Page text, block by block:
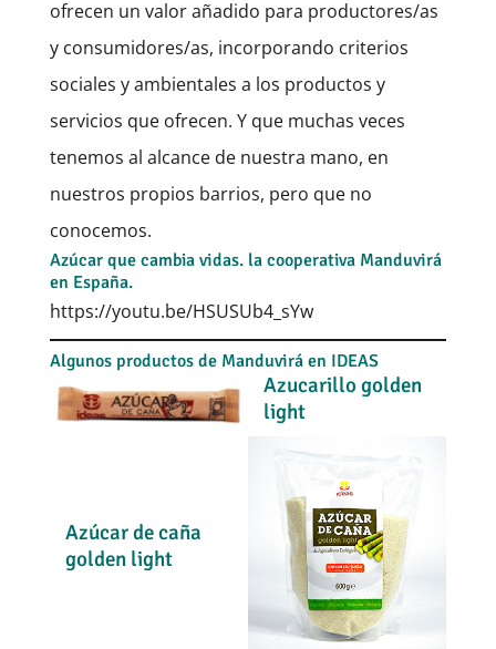
ofrecen un valor añadido para productores/as
y consumidores/as, incorporando criterios
sociales y ambientales a los productos y
servicios que ofrecen. Y que muchas veces
tenemos al alcance de nuestra mano, en
nuestros propios barrios, pero que no
conocemos.
Azúcar que cambia vidas. la cooperativa Manduvirá
en España.
https://youtu.be/HSUSUb4_sYw
Algunos productos de Manduvirá en IDEAS
Azucarillo golden
light
Azúcar de caña
golden light